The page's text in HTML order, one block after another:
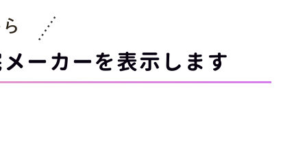
ーカーを表示します